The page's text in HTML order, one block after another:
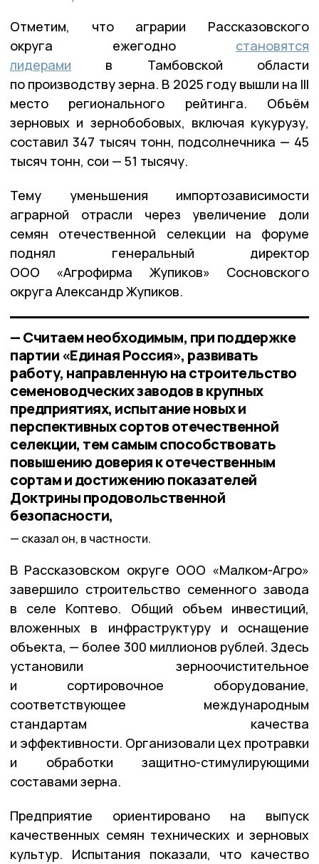
Отметим, что аграрии Рассказовского
округа ежегодно становятся
лидерами в Тамбовской области
по производству зерна. В 2025 году вышли на III
место регионального рейтинга. Объём
зерновых и зернобобовых, включая кукурузу,
составил 347 тысяч тонн, подсолнечника — 45
тысяч тонн, сои — 51 тысячу.
Тему уменьшения импортозависимости
аграрной отрасли через увеличение доли
семян отечественной селекции на форуме
поднял генеральный директор
ООО «Агрофирма Жупиков» Сосновского
округа Александр Жупиков.
— Считаем необходимым, при поддержке
партии «Единая Россия», развивать
работу, направленную на строительство
семеноводческих заводов в крупных
предприятиях, испытание новых и
перспективных сортов отечественной
селекции, тем самым способствовать
повышению доверия к отечественным
сортам и достижению показателей
Доктрины продовольственной
безопасности,
сказал он, в частности.
В Рассказовском округе ООО «Малком-Агро»
завершило строительство семенного завода
в селе Коптево. Общий объем инвестиций,
вложенных в инфраструктуру и оснащение
объекта, — более 300 миллионов рублей. Здесь
установили зерноочистительное
и сортировочное оборудование,
соответствующее международным
стандартам качества
и эффективности. Организовали цех протравки
и обработки защитно-стимулирующими
составами зерна.
Предприятие ориентировано на выпуск
качественных семян технических и зерновых
культур. Испытания показали, что качество